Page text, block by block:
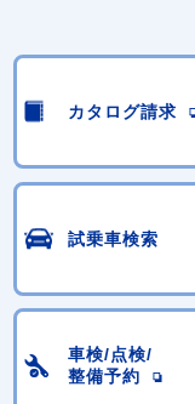
カタログ請求
試乗車検索
車検/点検/
整備予約